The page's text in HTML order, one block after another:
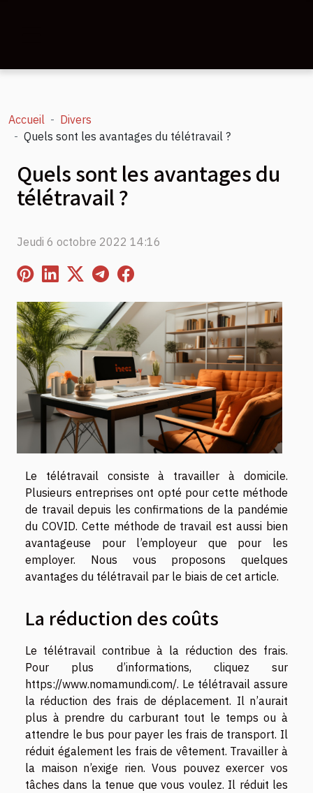
Accueil
Divers
Quels sont les avantages du télétravail ?
Quels sont les avantages du
télétravail ?
Jeudi 6 octobre 2022 14:16
Le télétravail consiste à travailler à domicile.
Plusieurs entreprises ont opté pour cette méthode
de travail depuis les confirmations de la pandémie
du COVID. Cette méthode de travail est aussi bien
avantageuse pour l’employeur que pour les
employer. Nous vous proposons quelques
avantages du télétravail par le biais de cet article.
La réduction des coûts
Le télétravail contribue à la réduction des frais.
Pour plus d’informations, cliquez sur
https://www.nomamundi.com/. Le télétravail assure
la réduction des frais de déplacement. Il n’aurait
plus à prendre du carburant tout le temps ou à
attendre le bus pour payer les frais de transport. Il
réduit également les frais de vêtement. Travailler à
la maison n’exige rien. Vous pouvez exercer vos
tâches dans la tenue que vous voulez. Il réduit les